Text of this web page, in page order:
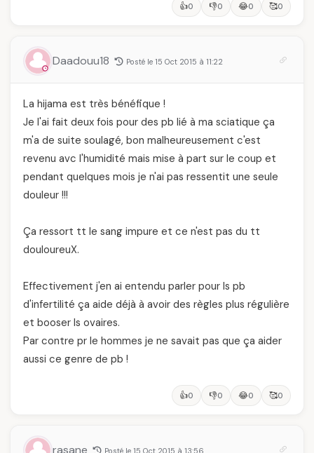
👍0 👎0 😂0 🥰0
Daadouu18 Posté le 15 Oct 2015 à 11:22
La hijama est très bénéfique !
Je l'ai fait deux fois pour des pb lié à ma sciatique ça
m'a de suite soulagé, bon malheureusement c'est
revenu avc l'humidité mais mise à part sur le coup et
pendant quelques mois je n'ai pas ressentit une seule
douleur !!!
Ça ressort tt le sang impure et ce n'est pas du tt
douloureuX.
Effectivement j'en ai entendu parler pour ls pb
d'infertilité ça aide déjà à avoir des règles plus régulière
et booser ls ovaires.
Par contre pr le hommes je ne savait pas que ça aider
aussi ce genre de pb !
👍0 👎0 😂0 🥰0
rasane Posté le 15 Oct 2015 à 13:56